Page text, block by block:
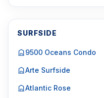
SURFSIDE
9500 Oceans Condo
Arte Surfside
Atlantic Rose